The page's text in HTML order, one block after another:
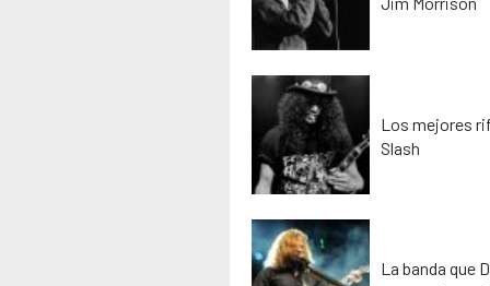
Los mejores
Slash
La banda que